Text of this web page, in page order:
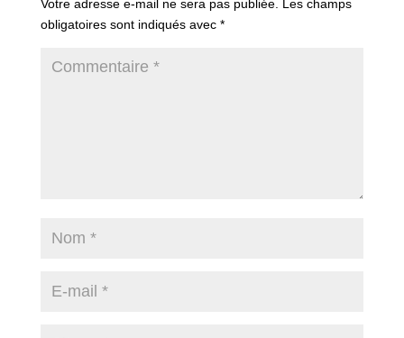
Votre adresse e-mail ne sera pas publiée. Les champs
obligatoires sont indiqués avec *